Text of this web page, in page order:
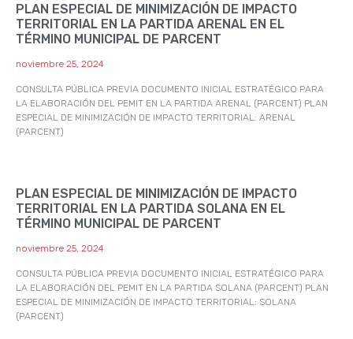
PLAN ESPECIAL DE MINIMIZACIÓN DE IMPACTO
TERRITORIAL EN LA PARTIDA ARENAL EN EL
TÉRMINO MUNICIPAL DE PARCENT
noviembre 25, 2024
CONSULTA PÚBLICA PREVIA DOCUMENTO INICIAL ESTRATÉGICO PARA
LA ELABORACIÓN DEL PEMIT EN LA PARTIDA ARENAL (PARCENT) PLAN
ESPECIAL DE MINIMIZACIÓN DE IMPACTO TERRITORIAL: ARENAL
(PARCENT)
PLAN ESPECIAL DE MINIMIZACIÓN DE IMPACTO
TERRITORIAL EN LA PARTIDA SOLANA EN EL
TÉRMINO MUNICIPAL DE PARCENT
noviembre 25, 2024
CONSULTA PÚBLICA PREVIA DOCUMENTO INICIAL ESTRATÉGICO PARA
LA ELABORACIÓN DEL PEMIT EN LA PARTIDA SOLANA (PARCENT) PLAN
ESPECIAL DE MINIMIZACIÓN DE IMPACTO TERRITORIAL: SOLANA
(PARCENT)